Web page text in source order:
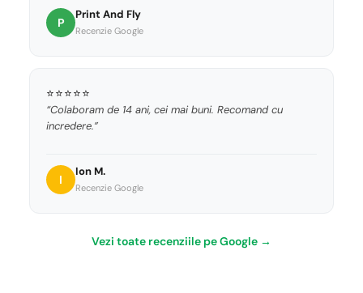
P
Print And Fly
Recenzie Google
⭐⭐⭐⭐⭐
“Colaboram de 14 ani, cei mai buni. Recomand cu
incredere.”
I
Ion M.
Recenzie Google
Vezi toate recenziile pe Google →